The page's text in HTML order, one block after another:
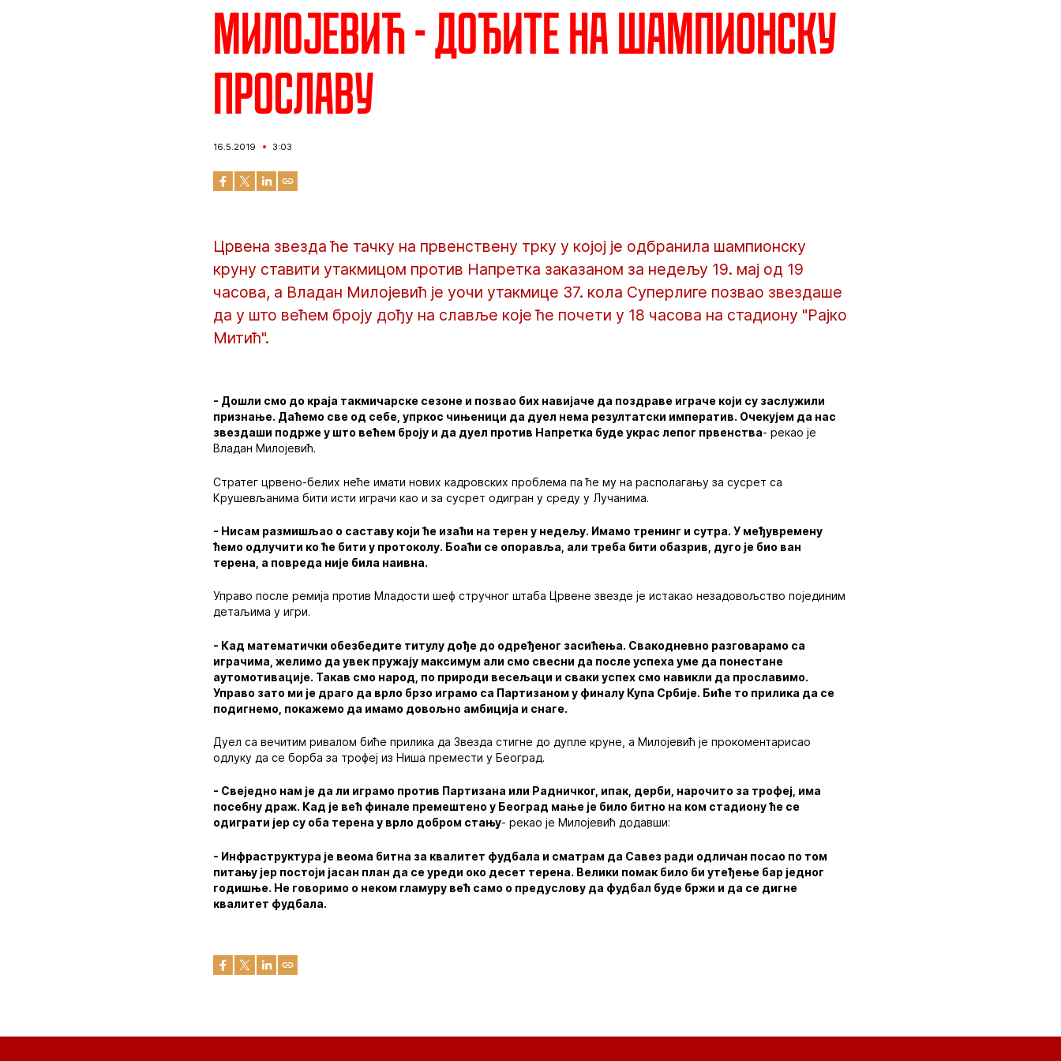
Милојевић - Дођите на шампионску
прославу
16.5.2019 3:03
Црвена звезда ће тачку на првенствену трку у којој је одбранила шампионску
круну ставити утакмицом против Напретка заказаном за недељу 19. мај од 19
часова, а Владан Милојевић је уочи утакмице 37. кола Суперлиге позвао звездаше
да у што већем броју дођу на славље које ће почети у 18 часова на стадиону "Рајко
Митић".
- Дошли смо до краја такмичарске сезоне и позвао бих навијаче да поздраве играче који су заслужили
признање. Даћемо све од себе, упркос чињеници да дуел нема резултатски императив. Очекујем да нас
звездаши подрже у што већем броју и да дуел против Напретка буде украс лепог првенства- рекао је
Владан Милојевић.
Стратег црвено-белих неће имати нових кадровских проблема па ће му на располагању за сусрет са
Крушевљанима бити исти играчи као и за сусрет одигран у среду у Лучанима.
- Нисам размишљао о саставу који ће изаћи на терен у недељу. Имамо тренинг и сутра. У међувремену
ћемо одлучити ко ће бити у протоколу. Боаћи се опоравља, али треба бити обазрив, дуго је био ван
терена, а повреда није била наивна.
Управо после ремија против Младости шеф стручног штаба Црвене звезде је истакао незадовољство појединим
детаљима у игри.
- Кад математички обезбедите титулу дође до одређеног засићења. Свакодневно разговарамо са
играчима, желимо да увек пружају максимум али смо свесни да после успеха уме да понестане
аутомотивације. Такав смо народ, по природи весељаци и сваки успех смо навикли да прославимо.
Управо зато ми је драго да врло брзо играмо са Партизаном у финалу Купа Србије. Биће то прилика да се
подигнемо, покажемо да имамо довољно амбиција и снаге.
Дуел са вечитим ривалом биће прилика да Звезда стигне до дупле круне, а Милојевић је прокоментарисао
одлуку да се борба за трофеј из Ниша премести у Београд.
- Свеједно нам је да ли играмо против Партизана или Радничког, ипак, дерби, нарочито за трофеј, има
посебну драж. Кад је већ финале премештено у Београд мање је било битно на ком стадиону ће се
одиграти јер су оба терена у врло добром стању- рекао је Милојевић додавши:
- Инфраструктура је веома битна за квалитет фудбала и сматрам да Савез ради одличан посао по том
питању јер постоји јасан план да се уреди око десет терена. Велики помак било би утеђење бар једног
годишње. Не говоримо о неком гламуру већ само о предуслову да фудбал буде бржи и да се дигне
квалитет фудбала.